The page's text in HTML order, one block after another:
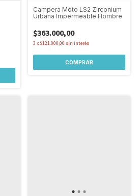
Campera Moto LS2 Zirconium
Urbana Impermeable Hombre
$363.000,00
3 x $121.000,00 sin interés
COMPRAR